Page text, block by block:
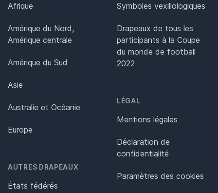
Afrique
Amérique du Nord,
Amérique centrale
Amérique du Sud
Asie
Australie et Océanie
Europe
AUTRES DRAPEAUX
États fédérés
Symboles vexillologiques
Drapeaux de tous les
participants à la Coupe
du monde de football
2022
LÉGAL
Mentions légales
Déclaration de
confidentialité
Paramètres des cookies